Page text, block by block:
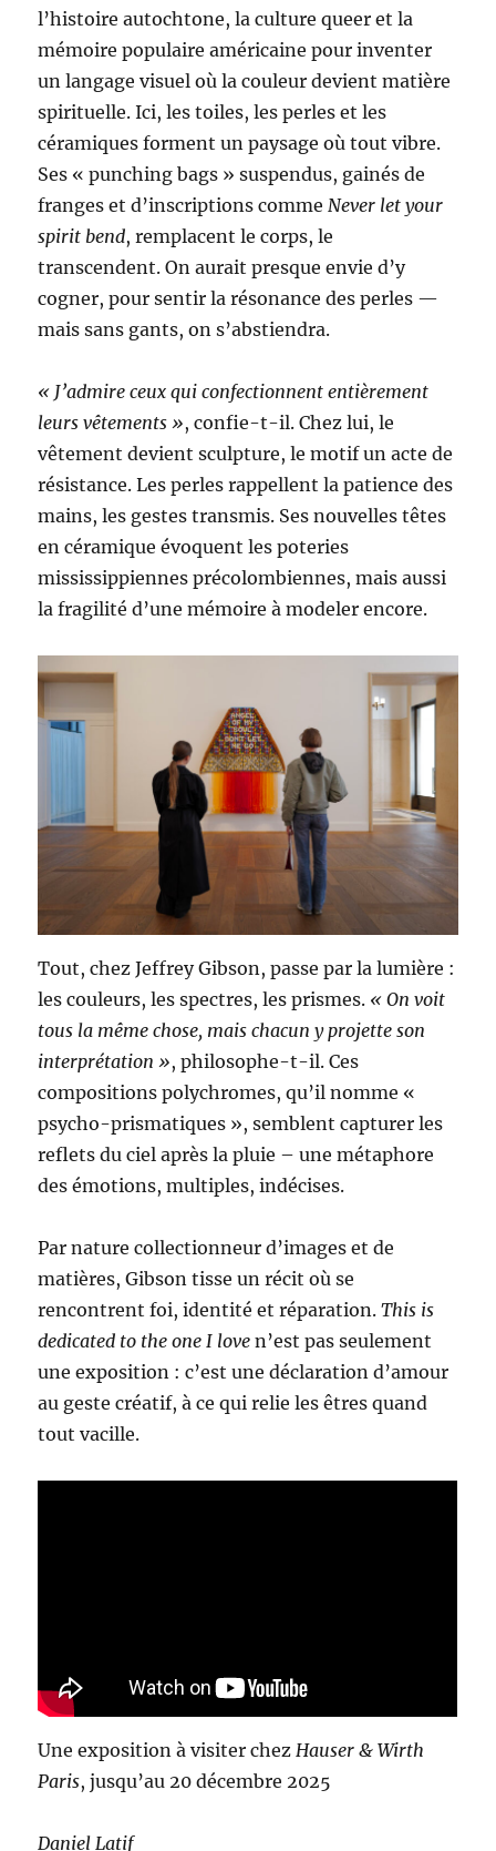
l’histoire autochtone, la culture queer et la
mémoire populaire américaine pour inventer
un langage visuel où la couleur devient matière
spirituelle. Ici, les toiles, les perles et les
céramiques forment un paysage où tout vibre.
Ses « punching bags » suspendus, gainés de
franges et d’inscriptions commeNever let your
spirit bend, remplacent le corps, le
transcendent. On aurait presque envie d’y
cogner, pour sentir la résonance des perles —
mais sans gants, on s’abstiendra.
« J’admire ceux qui confectionnent entièrement
leurs vêtements », confie-t-il. Chez lui, le
vêtement devient sculpture, le motif un acte de
résistance. Les perles rappellent la patience des
mains, les gestes transmis. Ses nouvelles têtes
en céramique évoquent les poteries
mississippiennes précolombiennes, mais aussi
la fragilité d’une mémoire à modeler encore.
Tout, chez Jeffrey Gibson, passe par la lumière :
les couleurs, les spectres, les prismes. « On voit
tous la même chose, mais chacun y projette son
interprétation », philosophe-t-il. Ces
compositions polychromes, qu’il nomme «
psycho-prismatiques », semblent capturer les
reflets du ciel après la pluie – une métaphore
des émotions, multiples, indécises.
Par nature collectionneur d’images et de
matières, Gibson tisse un récit où se
rencontrent foi, identité et réparation.This is
dedicated to the one I love n’est pas seulement
une exposition : c’est une déclaration d’amour
au geste créatif, à ce qui relie les êtres quand
tout vacille.
Une exposition à visiter chezHauser & Wirth
Paris, jusqu’au 20 décembre 2025
Daniel Latif